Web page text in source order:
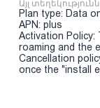
Այլ
Plan type: Data
APN: plus
Activation Policy:
roaming and the
Cancellation
once the "install